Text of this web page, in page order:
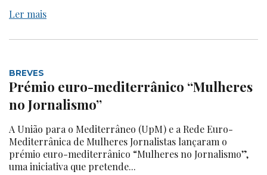
Ler mais
BREVES
Prémio euro-mediterrânico “Mulheres
no Jornalismo”
A União para o Mediterrâneo (UpM) e a Rede Euro-
Mediterrânica de Mulheres Jornalistas lançaram o
prémio euro-mediterrânico “Mulheres no Jornalismo”,
uma iniciativa que pretende...